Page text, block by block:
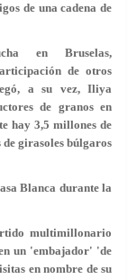
de una cadena de
en Bruselas,
de otros
a su vez, Iliya
de granos en
hay 3,5 millones de
girasoles búlgaros
Blanca durante la
multimillonario
un 'embajador' 'de
en nombre de su